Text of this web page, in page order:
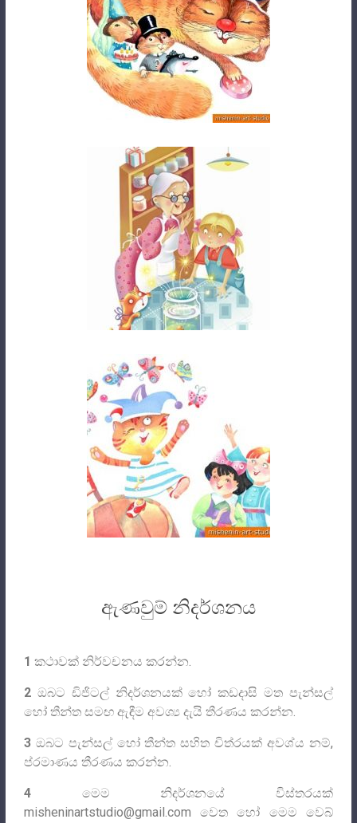
ඇණවුම් නිදර්ශනය
1 කථාවක් නිර්වචනය කරන්න.
2ඔබට ඩිජිටල් නිදර්ශනයක් හෝ කඩදාසි මත පැන්සල්
හෝ තීන්ත සමඟ ඇඳීම අවශ්‍ය දැයි තීරණය කරන්න.
3ඔබට පැන්සල් හෝ තීන්ත සහිත චිත්රයක් අවශ්ය නම්,
ප්රමාණය තීරණය කරන්න.
4මෙම නිදර්ශනයේ විස්තරයක්
misheninartstudio@gmail.com වෙත හෝ මෙම වෙබ්